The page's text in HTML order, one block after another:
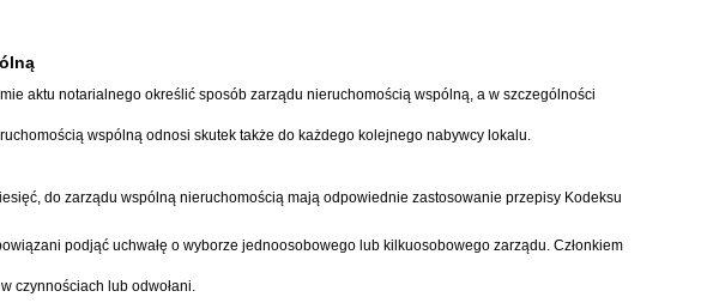
aktu notarialnego określić sposób zarządu nieruchomością wspólną, a w szczególności
wspólną odnosi skutek także do każdego kolejnego nabywcy lokalu.
do zarządu wspólną nieruchomością mają odpowiednie zastosowanie przepisy Kodeksu
podjąć uchwałę o wyborze jednoosobowego lub kilkuosobowego zarządu. Członkiem
czynnościach lub odwołani.